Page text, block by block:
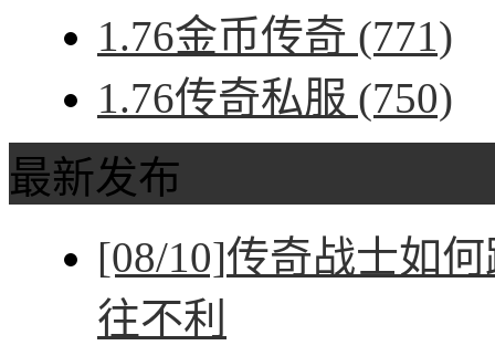
1.76金币传奇 (771)
1.76传奇私服 (750)
最新发布
[08/10]传奇战士如
往不利